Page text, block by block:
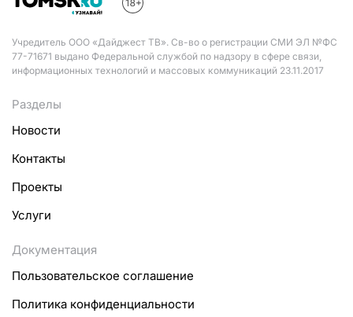
Учредитель ООО «Дайджест ТВ». Св-во о регистрации СМИ ЭЛ №ФС
77-71671 выдано Федеральной службой по надзору в сфере связи,
информационных технологий и массовых коммуникаций 23.11.2017
Разделы
Новости
Контакты
Проекты
Услуги
Документация
Пользовательское соглашение
Политика конфиденциальности